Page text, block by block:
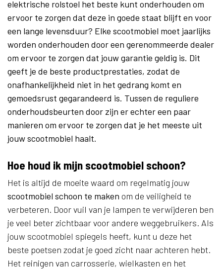
elektrische rolstoel het beste kunt onderhouden om
ervoor te zorgen dat deze in goede staat blijft en voor
een lange levensduur? Elke scootmobiel moet jaarlijks
worden onderhouden door een gerenommeerde dealer
om ervoor te zorgen dat jouw garantie geldig is. Dit
geeft je de beste productprestaties, zodat de
onafhankelijkheid niet in het gedrang komt en
gemoedsrust gegarandeerd is. Tussen de reguliere
onderhoudsbeurten door zijn er echter een paar
manieren om ervoor te zorgen dat je het meeste uit
jouw scootmobiel haalt.
Hoe houd ik mijn scootmobiel schoon?
Het is altijd de moeite waard om regelmatig jouw
scootmobiel schoon te maken om de veiligheid te
verbeteren. Door vuil van je lampen te verwijderen ben
je veel beter zichtbaar voor andere weggebruikers. Als
jouw scootmobiel spiegels heeft, kunt u deze het
beste poetsen zodat je goed zicht naar achteren hebt.
Het reinigen van carrosserie, wielkasten en het